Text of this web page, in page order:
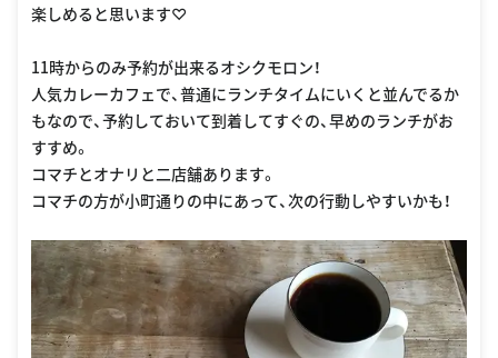
楽しめると思います♡
11時からのみ予約が出来るオシクモロン！
人気カレーカフェで、普通にランチタイムにいくと並んでるか
もなので、予約しておいて到着してすぐの、早めのランチがお
すすめ。
コマチとオナリと二店舗あります。
コマチの方が小町通りの中にあって、次の行動しやすいかも！